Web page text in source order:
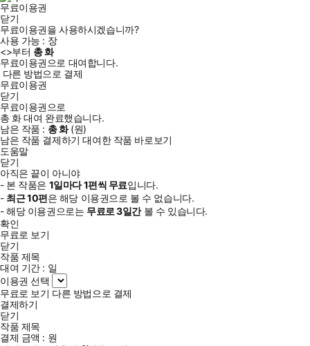
무료이용권
닫기
무료이용권을 사용하시겠습니까?
사용 가능 : 장
<>부터 총화
무료이용권으로 대여합니다.
다른 방법으로 결제
무료이용권
닫기
무료이용권으로
총 화대여 완료했습니다.
남은 작품 : 총화(원)
남은 작품 결제하기 대여한 작품 바로보기
도움말
닫기
아직은 끝이 아니야
- 본 작품은 1일마다1편씩 무료입니다.
- 최근10편은 해당 이용권으로 볼 수 없습니다.
- 해당 이용권으로는 무료로3일간볼 수 있습니다.
확인
무료로 보기
닫기
작품 제목
대여 기간 : 일
이용권 선택
무료로 보기 다른 방법으로 결제
결제하기
닫기
작품 제목
결제 금액 : 원